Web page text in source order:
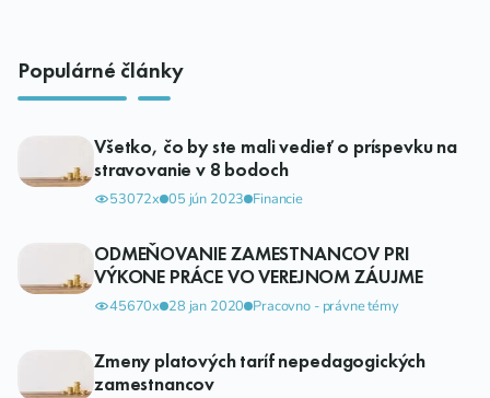
Populárné články
Všetko, čo by ste mali vedieť o príspevku na
stravovanie v 8 bodoch
53072x 05 jún 2023 Financie
ODMEŇOVANIE ZAMESTNANCOV PRI
VÝKONE PRÁCE VO VEREJNOM ZÁUJME
45670x 28 jan 2020 Pracovno - právne témy
Zmeny platových taríf nepedagogických
zamestnancov